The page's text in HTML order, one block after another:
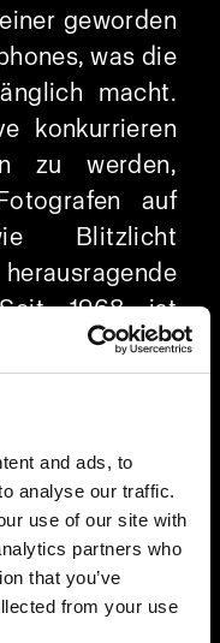
and ads, to
analyse our traffic.
use of our site with
partners who
that you’ve
from your use
geworden
was die
macht.
konkurrieren
zu werden,
auf
Blitzlicht
Seit 1968 ist
die Profoto
dafür: Sie
Fotografie
für
und
haben Sie